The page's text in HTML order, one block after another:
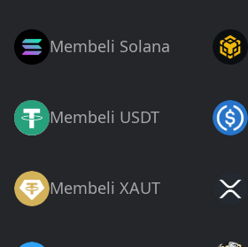
Membeli Solana
Membeli USDT
Membeli XAUT